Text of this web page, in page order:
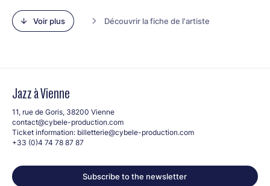
la noirceur des temps, porté par le drumming d’un maitre de la
batterie chauffé à blanc, Gregory Hutchinson.
Leonardo Montana (piano)
Jesus Vega (batterie)
Voir plus Découvrir la fiche de l'artiste
Jazz à Vienne
11, rue de Goris, 38200 Vienne
contact@cybele-production.com
Ticket information: billetterie@cybele-production.com
+33 (0)4 74 78 87 87
Subscribe to the newsletter